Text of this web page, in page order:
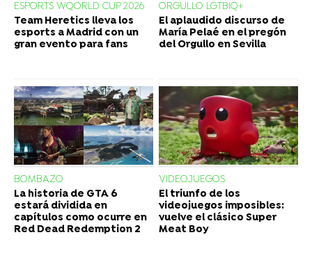
ESPORTS WQORLD CUP 2026
Team Heretics lleva los
esports a Madrid con un
gran evento para fans
ORGULLO LGTBIQ+
El aplaudido discurso de
María Pelaé en el pregón
del Orgullo en Sevilla
BOMBAZO
La historia de GTA 6
estará dividida en
capítulos como ocurre en
Red Dead Redemption 2
VIDEOJUEGOS
El triunfo de los
videojuegos imposibles:
vuelve el clásico Super
Meat Boy